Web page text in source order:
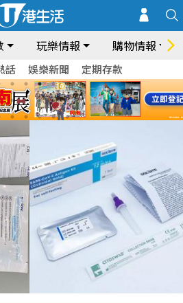
玩樂情報 購物情報
話 娛樂新聞 定期存款